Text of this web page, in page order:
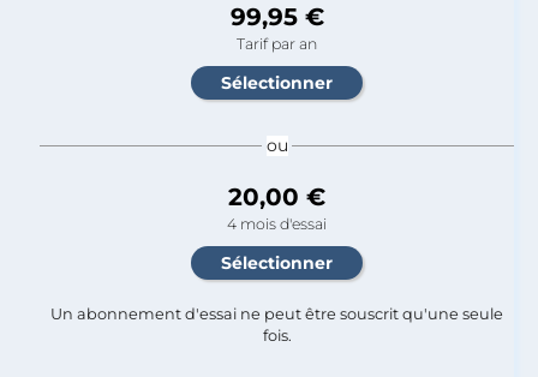
99,95 €
Tarif par an
ou
20,00 €
4 mois d'essai
Un abonnement d'essai ne peut être souscrit qu'une seule
fois.​